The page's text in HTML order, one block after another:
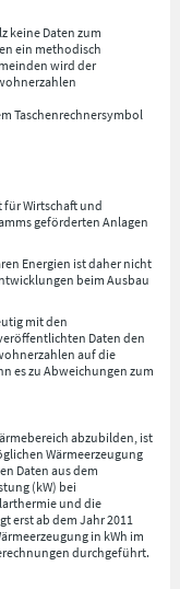
keine Daten zum
ein methodisch
wird der
Taschenrechnersymbol
Wirtschaft und
geförderten Anlagen
Energien ist daher nicht
beim Ausbau
mit den
Daten den
auf die
es zu Abweichungen zum
abzubilden, ist
Wärmeerzeugung
Daten aus dem
(kW) bei
und die
erst ab dem Jahr 2011
in kWh im
durchgeführt.